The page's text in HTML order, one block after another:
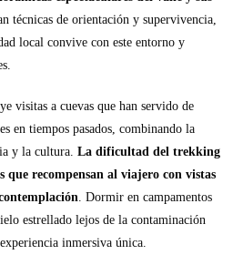
técnicas de orientación y supervivencia,
local convive con este entorno y
visitas a cuevas que han servido de
en tiempos pasados, combinando la
y la cultura. La dificultad del trekking
que recompensan al viajero con vistas
. Dormir en campamentos
estrellado lejos de la contaminación
inmersiva única.